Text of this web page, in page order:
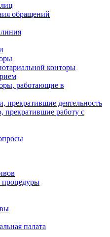
обращений
конторы
работающие в
прекратившие деятельность
прекратившие работу с
палата